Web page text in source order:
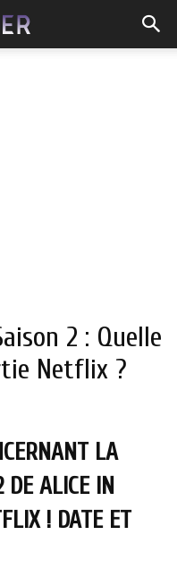
2 : Quelle
Netflix ?
LA
DE ALICE IN
! DATE ET